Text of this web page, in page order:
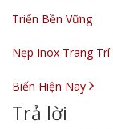
Triển Bền Vững
Nẹp Inox Trang
Biến Hiện Nay
Trả lời